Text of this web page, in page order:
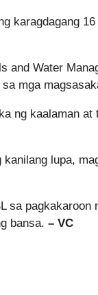
karagdagang
and Water
mga
ng kaalaman
lupa,
sa pagkakaroon
bansa. – VC